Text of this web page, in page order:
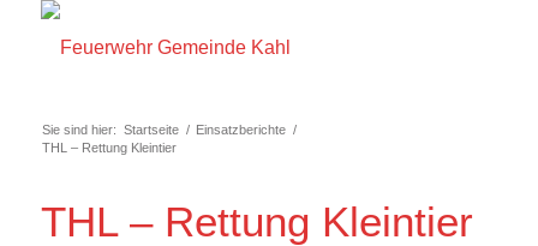
Sie sind hier: Startseite / Einsatzberichte /
THL – Rettung Kleintier
THL – Rettung Kleintier